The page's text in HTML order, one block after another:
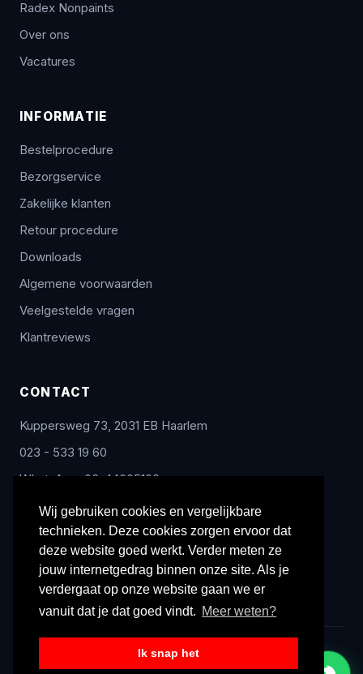
Wij gebruiken cookies en vergelijkbare
technieken. Deze cookies zorgen ervoor dat
deze website goed werkt. Verder meten ze
jouw internetgedrag binnen onze site. Als je
verdergaat op onze website gaan we er
vanuit dat je dat goed vindt. Meer weten?
Ik snap het
Radex Nonpaints
Over ons
Vacatures
INFORMATIE
Bestelprocedure
Bezorgservice
Zakelijke klanten
Retour procedure
Downloads
Algemene voorwaarden
Veelgestelde vragen
Klantreviews
CONTACT
Kuppersweg 73, 2031 EB Haarlem
023 - 533 19 60
WhatsApp: 06-44005100
info@radex-benelux.nl
Ma – Vrij: 9:00 – 17:00
© 2026 Radex Benelux. Alle rechten voorbehouden.